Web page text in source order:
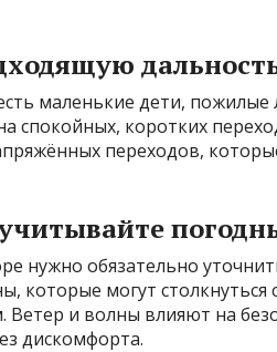
маленькие дети,
спокойных, коротких
переходов,
нужно обязательно
которые могут
и волны влияют на
дискомфорта.